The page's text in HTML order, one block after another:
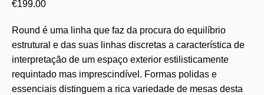
€199.00
Round é uma linha que faz da procura do equilíbrio
estrutural e das suas linhas discretas a característica de
interpretação de um espaço exterior estilisticamente
requintado mas imprescindível. Formas polidas e
essenciais distinguem a rica variedade de mesas desta